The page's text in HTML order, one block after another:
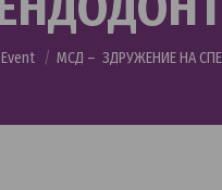
Event МСД – ЗДРУЖЕНИЕ НА